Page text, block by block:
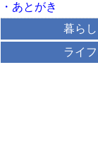
・あとがき
暮ら
ライ